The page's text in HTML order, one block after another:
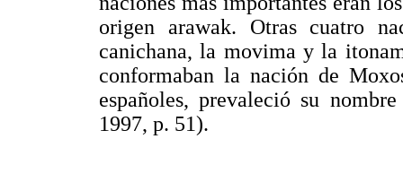
origen arawak. Otras cuatro
canichana, la movima y la
conformaban la nación de
españoles, prevaleció su
1997, p. 51).